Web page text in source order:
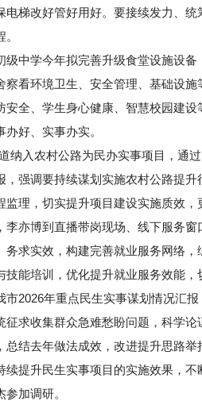
电梯改好管好用好。要接续发力、
级中学今年拟完善升级食堂设施设
察看环境卫生、安全管理、基础设
安全、学生身心健康、智慧校园建
好、实事办实。
纳入农村公路为民办实事项目，通
，强调要持续谋划实施农村公路提
监理，切实提升项目建设实施质效
李亦博到直播带岗现场、线下服务
务求实效，构建完善就业服务网络
技能培训，优化提升就业服务效能
市2026年重点民生实事谋划情况汇
征求收集群众急难愁盼问题，科学
总结去年做法成效，改进提升思路
续提升民生实事项目的实施效果，
加调研。